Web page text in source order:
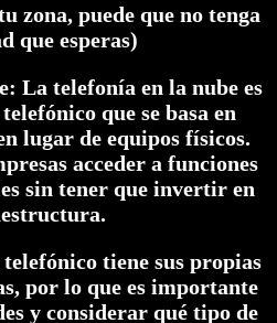
zona, puede que no tenga
que esperas)
La telefonía en la nube es
que se basa en
lugar de equipos físicos.
acceder a funciones
sin tener que invertir en
tiene sus propias
por lo que es importante
y considerar qué tipo de